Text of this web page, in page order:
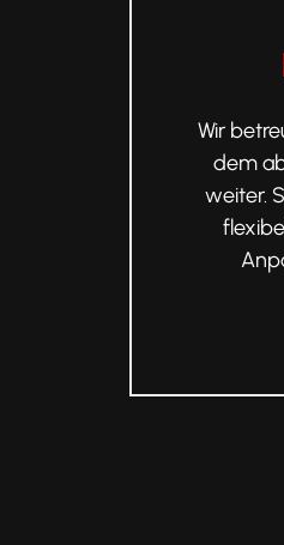
Wir
dem
weiter.